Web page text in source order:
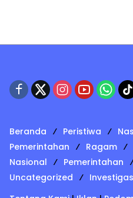
Beranda Peristiwa
Pemerintahan
Ragam
Nasional
Pemerintahan
Uncategorized